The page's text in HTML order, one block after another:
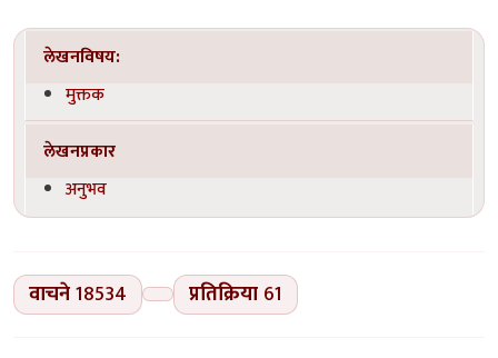
लेखनविषय:
मुक्तक
लेखनप्रकार
अनुभव
वाचने18534 प्रतिक्रिया 61